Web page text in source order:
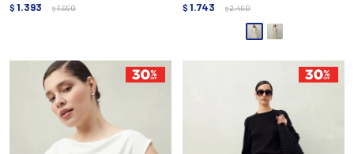
$ 1.393 $ 1.990 $ 1.743 $ 2.490